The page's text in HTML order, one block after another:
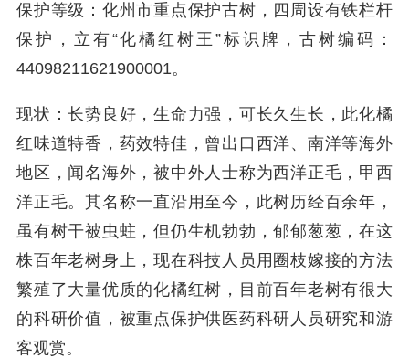
保护等级：化州市重点保护古树，四周设有铁栏杆
保护，立有“化橘红树王”标识牌，古树编码：
44098211621900001。
现状：长势良好，生命力强，可长久生长，此化橘
红味道特香，药效特佳，曾出口西洋、南洋等海外
地区，闻名海外，被中外人士称为西洋正毛，甲西
洋正毛。其名称一直沿用至今，此树历经百余年，
虽有树干被虫蛀，但仍生机勃勃，郁郁葱葱，在这
株百年老树身上，现在科技人员用圈枝嫁接的方法
繁殖了大量优质的化橘红树，目前百年老树有很大
的科研价值，被重点保护供医药科研人员研究和游
客观赏。